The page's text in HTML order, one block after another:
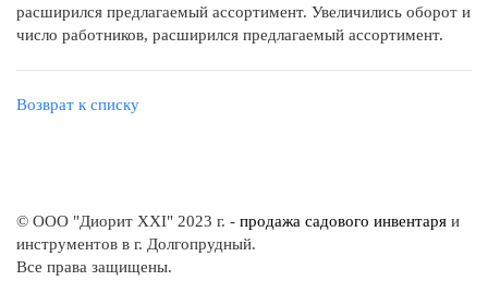
расширился предлагаемый ассортимент. Увеличились оборот и
число работников, расширился предлагаемый ассортимент.
Возврат к списку
© ООО "Диорит XXI" 2023 г. - продажа садового инвентаря и
инструментов в г. Долгопрудный.
Все права защищены.